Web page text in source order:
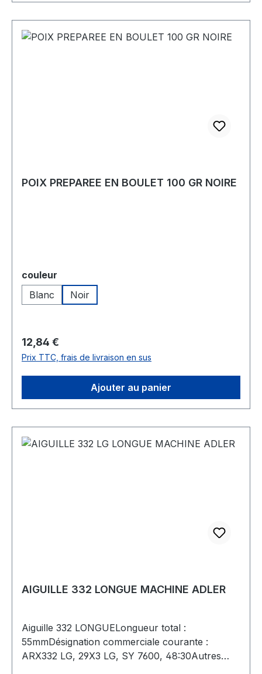
durable à chaque passage.Caractéristiques
techniques : Dimensions : 21 x 4 x 1 cm Matière :
parfait état.
POIX PREPAREE EN BOULET 100 GR NOIRE
Sélectionnez
couleur
Blanc
Noir
Prix régulier :
12,84 €
Prix TTC, frais de livraison en sus
Ajouter au panier
AIGUILLE 332 LONGUE MACHINE ADLER
Aiguille 332 LONGUELongueur total :
55mmDésignation commerciale courante :
ARX332 LG, 29X3 LG, SY 7600, 48:30Autres